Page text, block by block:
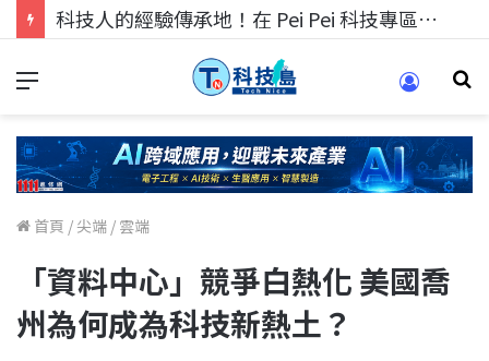
科技人的經驗傳承地！在 Pei Pei 科技專區，與學弟妹交流最硬核的技術
首頁 /尖端 / 雲端
「資料中心」競爭白熱化 美國喬
州為何成為科技新熱土？